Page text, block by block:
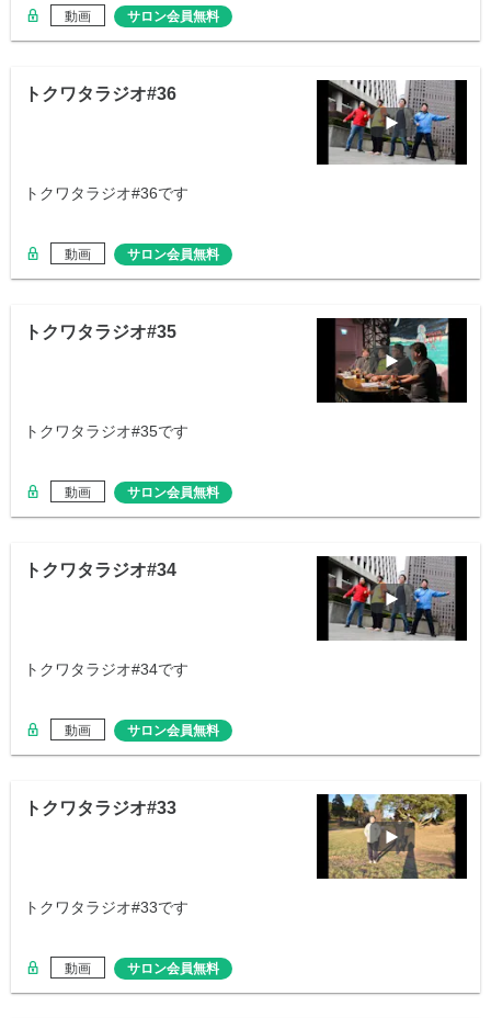
動画 サロン会員無料
トクワタラジオ#36
トクワタラジオ#36です
動画 サロン会員無料
トクワタラジオ#35
トクワタラジオ#35です
動画 サロン会員無料
トクワタラジオ#34
トクワタラジオ#34です
動画 サロン会員無料
トクワタラジオ#33
トクワタラジオ#33です
動画 サロン会員無料